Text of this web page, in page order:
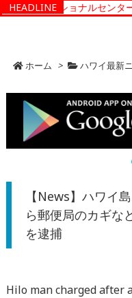
HEADLINE
ーコレクショナルセンタ
ホーム > ハワイ最新
【News】ハワイ
ら郵便局のカギな
を逮捕
Hilo man charged after